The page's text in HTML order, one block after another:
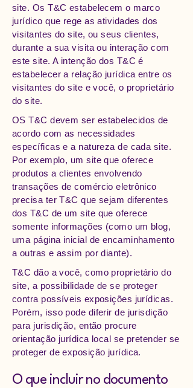
site. Os T&C estabelecem o marco
jurídico que rege as atividades dos
visitantes do site, ou seus clientes,
durante a sua visita ou interação com
este site. A intenção dos T&C é
estabelecer a relação jurídica entre os
visitantes do site e você, o proprietário
do site.
OS T&C devem ser estabelecidos de
acordo com as necessidades
específicas e a natureza de cada site.
Por exemplo, um site que oferece
produtos a clientes envolvendo
transações de comércio eletrônico
precisa ter T&C que sejam diferentes
dos T&C de um site que oferece
somente informações (como um blog,
uma página inicial de encaminhamento
a outras e assim por diante).
T&C dão a você, como proprietário do
site, a possibilidade de se proteger
contra possíveis exposições jurídicas.
Porém, isso pode diferir de jurisdição
para jurisdição, então procure
orientação jurídica local se pretender se
proteger de exposição jurídica.
O que incluir no documento